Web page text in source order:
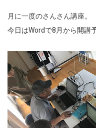
月に一度のさんさん講座。
今日はWordで8月から開講